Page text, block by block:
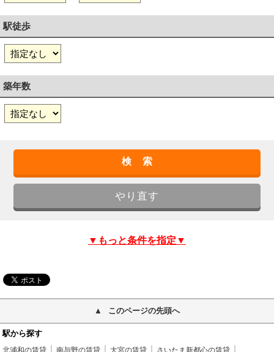
駅徒歩
築年数
▼もっと条件を指定▼
このページの先頭へ
駅から探す
北浦和の賃貸 南与野の賃貸 大宮の賃貸
さいたま新都心の賃貸